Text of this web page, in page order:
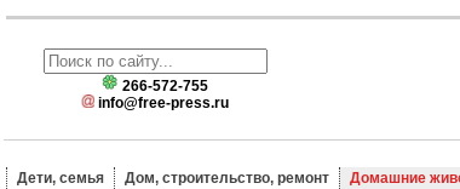
266-572-755
info@free-press.ru
Дети, семья Дом, строительство, ремонт Домашние